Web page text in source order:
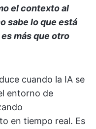
el contexto al
sabe lo que está
más que otro
cuando la IA se
entorno de
en tiempo real. Es